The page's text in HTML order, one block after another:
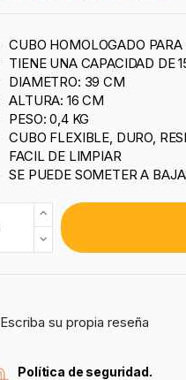
CUBO HOMOLOGADO
TIENE UNA CAPACIDAD DE
DIAMETRO: 39 CM
ALTURA: 16 CM
PESO: 0,4 KG
CUBO FLEXIBLE, DURO,
FACIL DE LIMPIAR
SE PUEDE SOMETER A
Escriba su propia reseña
Política de seguridad.